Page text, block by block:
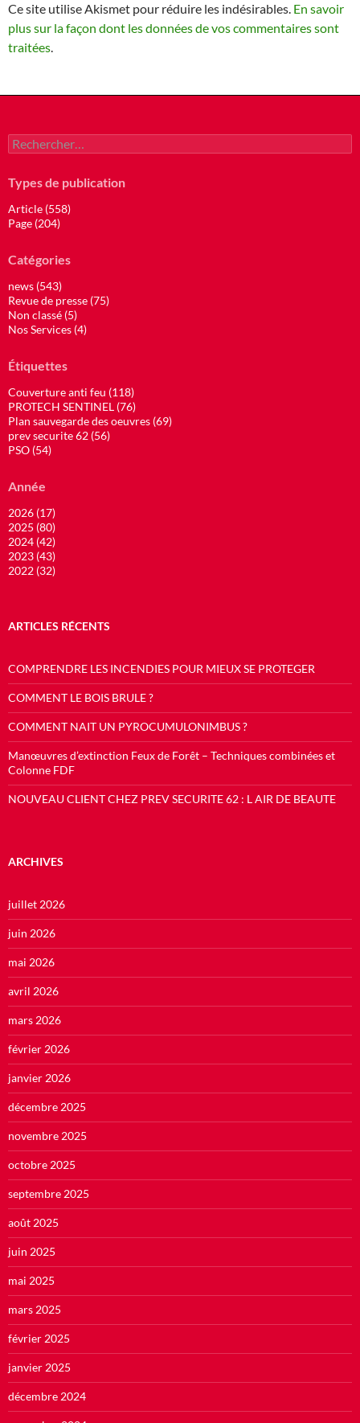
Ce site utilise Akismet pour réduire les indésirables. En savoir
plus sur la façon dont les données de vos commentaires sont
traitées
Rechercher :
Types de publication
Article (558)
Page (204)
Catégories
news (543)
Revue de presse (75)
Non classé (5)
Nos Services (4)
Étiquettes
Couverture anti feu (118)
PROTECH SENTINEL (76)
Plan sauvegarde des oeuvres (69)
prev securite 62 (56)
PSO (54)
Année
2026 (17)
2025 (80)
2024 (42)
2023 (43)
2022 (32)
ARTICLES RÉCENTS
COMPRENDRE LES INCENDIES POUR MIEUX SE PROTEGER
COMMENT LE BOIS BRULE ?
COMMENT NAIT UN PYROCUMULONIMBUS ?
Manœuvres d’extinction Feux de Forêt – Techniques combinées et
Colonne FDF
NOUVEAU CLIENT CHEZ PREV SECURITE 62 : L AIR DE BEAUTE
ARCHIVES
juillet 2026
juin 2026
mai 2026
avril 2026
mars 2026
février 2026
janvier 2026
décembre 2025
novembre 2025
octobre 2025
septembre 2025
août 2025
juin 2025
mai 2025
mars 2025
février 2025
janvier 2025
décembre 2024